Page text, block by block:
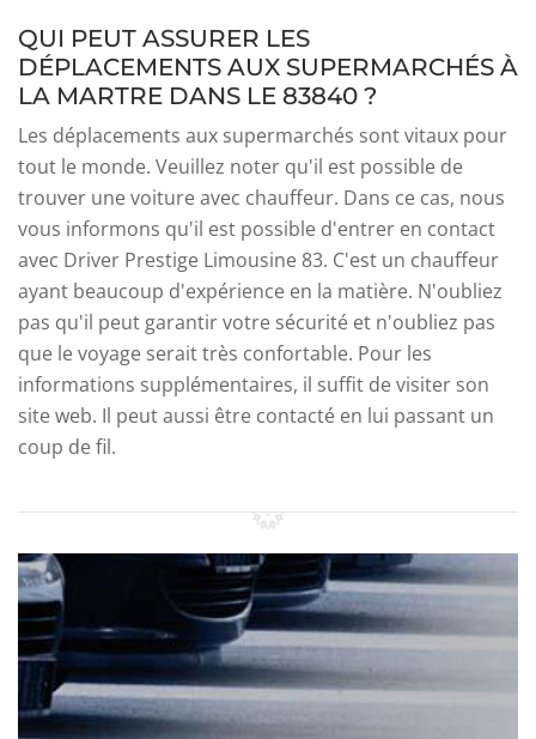
QUI PEUT ASSURER LES
DÉPLACEMENTS AUX SUPERMARCHÉS À
LA MARTRE DANS LE 83840 ?
Les déplacements aux supermarchés sont vitaux pour
tout le monde. Veuillez noter qu'il est possible de
trouver une voiture avec chauffeur. Dans ce cas, nous
vous informons qu'il est possible d'entrer en contact
avec Driver Prestige Limousine 83. C'est un chauffeur
ayant beaucoup d'expérience en la matière. N'oubliez
pas qu'il peut garantir votre sécurité et n'oubliez pas
que le voyage serait très confortable. Pour les
informations supplémentaires, il suffit de visiter son
site web. Il peut aussi être contacté en lui passant un
coup de fil.